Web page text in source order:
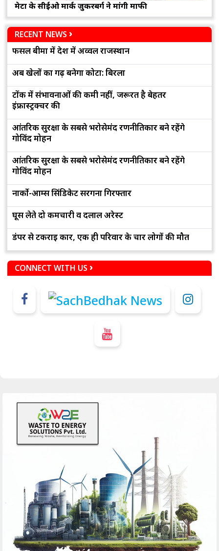
मेटा के सीईओ मार्क जुकरबर्ग ने मांगी माफी
RECENT NEWS
फसल बीमा में देश में अव्वल राजस्थान
अब खेलों का गढ़ बनेगा कोटा: बिरला
टोंक में संभावनाओं की कमी नहीं, जरूरत है बेहतर
इंफ्रास्ट्रक्चर की
आंतरिक सुरक्षा के सबसे भरोसेमंद रणनीतिकार बने रहेंगे
गोविंद मोहन
आंतरिक सुरक्षा के सबसे भरोसेमंद रणनीतिकार बने रहेंगे
गोविंद मोहन
नार्को-आर्म्स सिंडिकेट सरगना गिरफ्तार
घूस लेते दो कर्मचारी व दलाल अरेस्ट
डंपर से टकराई कार, एक ही परिवार के चार लोगों की मौत
CONNECT WITH US